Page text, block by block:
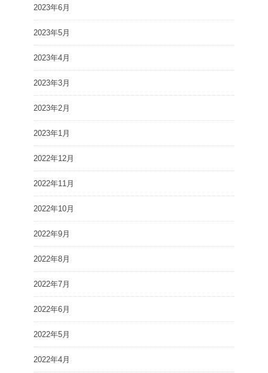
2023年6月
2023年5月
2023年4月
2023年3月
2023年2月
2023年1月
2022年12月
2022年11月
2022年10月
2022年9月
2022年8月
2022年7月
2022年6月
2022年5月
2022年4月